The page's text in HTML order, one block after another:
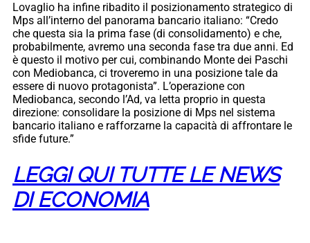
Lovaglio ha infine ribadito il posizionamento strategico di
Mps all’interno del panorama bancario italiano: “Credo
che questa sia la prima fase (di consolidamento) e che,
probabilmente, avremo una seconda fase tra due anni. Ed
è questo il motivo per cui, combinando Monte dei Paschi
con Mediobanca, ci troveremo in una posizione tale da
essere di nuovo protagonista”. L’operazione con
Mediobanca, secondo l’Ad, va letta proprio in questa
direzione: consolidare la posizione di Mps nel sistema
bancario italiano e rafforzarne la capacità di affrontare le
sfide future.”
LEGGI QUI TUTTE LE NEWS
DI ECONOMIA